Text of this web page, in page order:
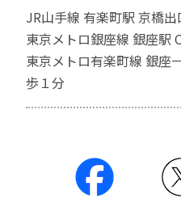
JR山手線 有楽町駅 京橋
東京メトロ銀座線 銀座駅
東京メトロ有楽町線 銀座
歩１分